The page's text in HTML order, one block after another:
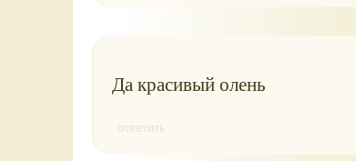
Да красивый олень
ответить